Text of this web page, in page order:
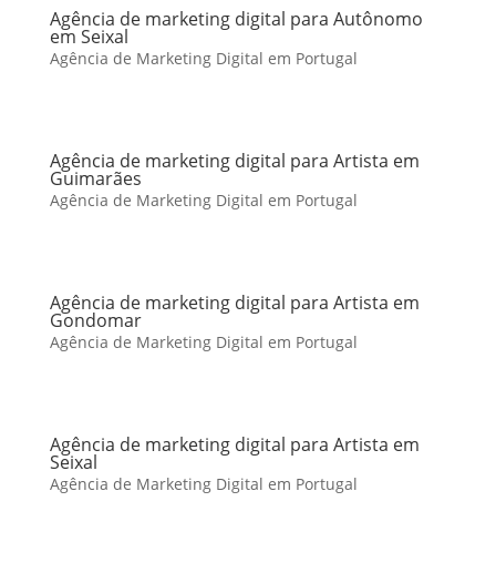
Agência de marketing digital para Autônomo
em Seixal
Agência de Marketing Digital em Portugal
Agência de marketing digital para Artista em
Guimarães
Agência de Marketing Digital em Portugal
Agência de marketing digital para Artista em
Gondomar
Agência de Marketing Digital em Portugal
Agência de marketing digital para Artista em
Seixal
Agência de Marketing Digital em Portugal